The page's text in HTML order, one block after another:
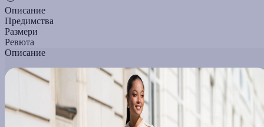
Описание
Предимства
Размери
Ревюта
Описание